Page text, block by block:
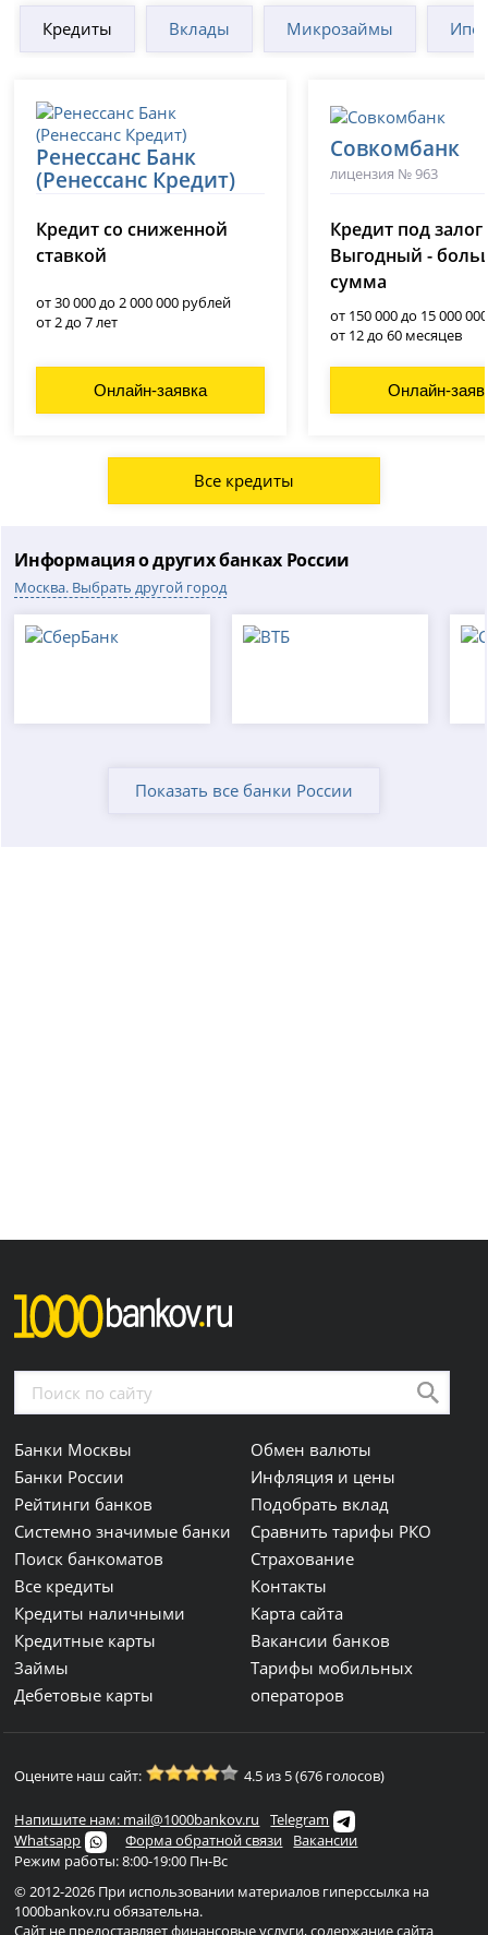
Кредиты Вклады Микрозаймы
Ренессанс Банк
(Ренессанс Кредит)
Кредит со сниженной
ставкой
от 30 000 до 2 000 000 рублей
от 2 до 7 лет
Онлайн-заявка
Совкомбанк
лицензия № 963
Кредит под залог
Выгодный -
сумма
от 150 000 до 15 000
от 12 до 60 месяцев
Онлайн-
Все кредиты
Информация о других банках России
Москва. Выбрать другой город
Показать все банки России
Банки Москвы
Банки России
Рейтинги банков
Системно значимые банки
Поиск банкоматов
Все кредиты
Кредиты наличными
Кредитные карты
Займы
Дебетовые карты
Обмен валюты
Инфляция и цены
Подобрать вклад
Сравнить тарифы РКО
Страхование
Контакты
Карта сайта
Вакансии банков
Тарифы мобильных
операторов
Оцените наш сайт: 4.5 из 5 (676 голосов)
Напишите нам: mail@1000bankov.ru
Telegram
Whatsapp
Форма обратной связи
Вакансии
Режим работы: 8:00-19:00 Пн-Вс
© 2012-2026 При использовании материалов гиперссылка на
1000bankov.ru обязательна.
Сайт не предоставляет финансовые услуги, содержание сайта